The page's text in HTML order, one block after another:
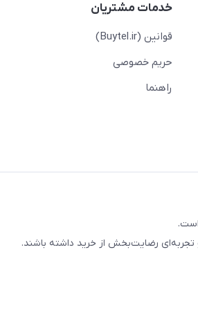
خدمات مشتریان
قوانین (Buytel.ir)
حریم خصوصی
راهنما
است.
تجربه‌ای رضایت‌بخش از خرید داشته باشند.